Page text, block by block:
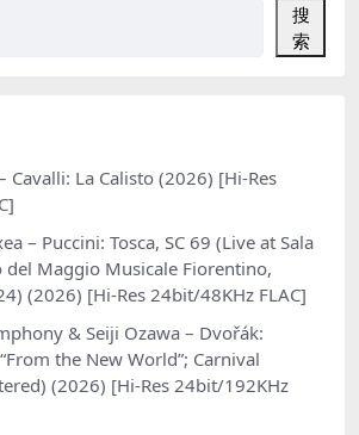
搜
索
Cavalli: La Calisto (2026) [Hi-Res
– Puccini: Tosca, SC 69 (Live at Sala
del Maggio Musicale Fiorentino,
(2026) [Hi-Res 24bit/48KHz FLAC]
& Seiji Ozawa – Dvořák:
the New World”; Carnival
(2026) [Hi-Res 24bit/192KHz